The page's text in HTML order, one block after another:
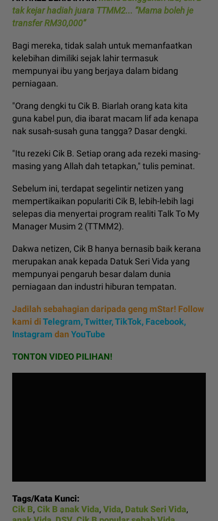
tak kejar hadiah juara TTMM2... “Mama boleh je
transfer RM30,000”
Bagi mereka, tidak salah untuk memanfaatkan
kelebihan dimiliki sejak lahir termasuk
mempunyai ibu yang berjaya dalam bidang
perniagaan.
"Orang dengki tu Cik B. Biarlah orang kata kita
guna kabel pun, dia ibarat macam lif ada kenapa
nak susah-susah guna tangga? Dasar dengki.
"Itu rezeki Cik B. Setiap orang ada rezeki masing-
masing yang Allah dah tetapkan," tulis peminat.
Sebelum ini, terdapat segelintir netizen yang
mempertikaikan populariti Cik B, lebih-lebih lagi
selepas dia menyertai program realiti Talk To My
Manager Musim 2 (TTMM2).
Dakwa netizen, Cik B hanya bernasib baik kerana
merupakan anak kepada Datuk Seri Vida yang
mempunyai pengaruh besar dalam dunia
perniagaan dan industri hiburan tempatan.
Jadilah sebahagian daripada geng mStar! Follow
kami diTelegram,Twitter,TikTok, Facebook,
Instagram dan YouTube
TONTON VIDEO PILIHAN!
Tags/Kata Kunci:
Cik B, Cik B anak Vida, Vida, Datuk Seri Vida,